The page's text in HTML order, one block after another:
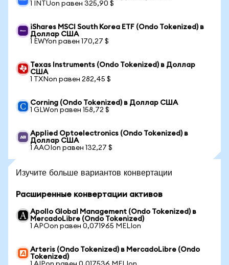
1 INTUon равен 325,90 $
iShares MSCI South Korea ETF (Ondo Tokenized) в
Доллар США
1 EWYon равен 170,27 $
Texas Instruments (Ondo Tokenized) в Доллар
США
1 TXNon равен 282,45 $
Corning (Ondo Tokenized) в Доллар США
1 GLWon равен 158,72 $
Applied Optoelectronics (Ondo Tokenized) в
Доллар США
1 AAOIon равен 132,27 $
Изучите больше вариантов конвертации
Расширенные конвертации активов
Apollo Global Management (Ondo Tokenized) в
MercadoLibre (Ondo Tokenized)
1 APOon равен 0,071965 MELIon
Arteris (Ondo Tokenized) в MercadoLibre (Ondo
Tokenized)